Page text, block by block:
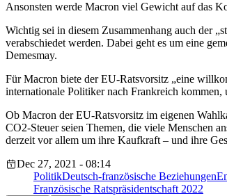
Ansonsten werde Macron viel Gewicht auf das
Wichtig sei in diesem Zusammenhang auch der
verabschiedet werden. Dabei geht es um eine
Demesmay.
Für Macron biete der EU-Ratsvorsitz „eine
internationale Politiker nach Frankreich kommen,
Ob Macron der EU-Ratsvorsitz im eigenen
CO2-Steuer seien Themen, die viele Menschen
derzeit vor allem um ihre Kaufkraft – und ihre
Dec 27, 2021 - 08:14
PolitikDeutsch-französische Beziehungen
Französische Ratspräsidentschaft 2022